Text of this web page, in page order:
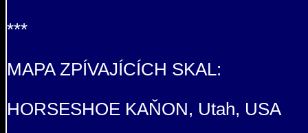
***
MAPA ZPÍVAJÍCÍCH SKAL:
HORSESHOE KAŇON, Utah, USA